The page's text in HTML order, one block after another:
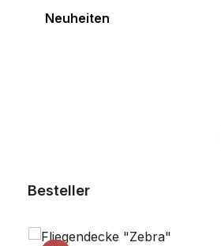
Neuheiten
Produktgalerie überspringen
Besteller